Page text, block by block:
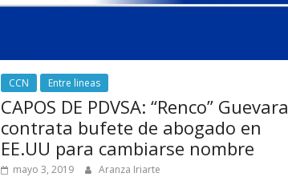
CCN Entre lineas
CAPOS DE PDVSA: “Renco” Guevara
contrata bufete de abogado en
EE.UU para cambiarse nombre
mayo 3, 2019 Aranza Iriarte